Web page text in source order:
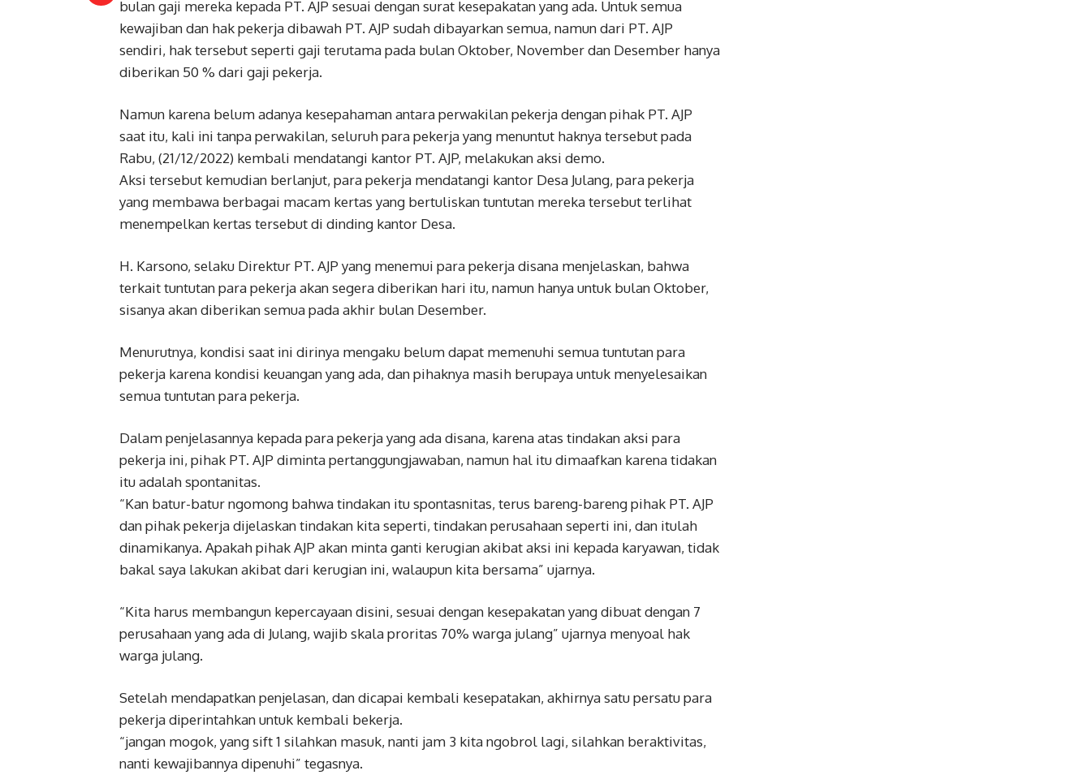
bulan gaji mereka kepada PT. AJP sesuai dengan surat kesepakatan yang ada. Untuk semua
kewajiban dan hak pekerja dibawah PT. AJP sudah dibayarkan semua, namun dari PT. AJP
sendiri, hak tersebut seperti gaji terutama pada bulan Oktober, November dan Desember hanya
diberikan 50 % dari gaji pekerja.
Namun karena belum adanya kesepahaman antara perwakilan pekerja dengan pihak PT. AJP
saat itu, kali ini tanpa perwakilan, seluruh para pekerja yang menuntut haknya tersebut pada
Rabu, (21/12/2022) kembali mendatangi kantor PT. AJP, melakukan aksi demo.
Aksi tersebut kemudian berlanjut, para pekerja mendatangi kantor Desa Julang, para pekerja
yang membawa berbagai macam kertas yang bertuliskan tuntutan mereka tersebut terlihat
menempelkan kertas tersebut di dinding kantor Desa.
H. Karsono, selaku Direktur PT. AJP yang menemui para pekerja disana menjelaskan, bahwa
terkait tuntutan para pekerja akan segera diberikan hari itu, namun hanya untuk bulan Oktober,
sisanya akan diberikan semua pada akhir bulan Desember.
Menurutnya, kondisi saat ini dirinya mengaku belum dapat memenuhi semua tuntutan para
pekerja karena kondisi keuangan yang ada, dan pihaknya masih berupaya untuk menyelesaikan
semua tuntutan para pekerja.
Dalam penjelasannya kepada para pekerja yang ada disana, karena atas tindakan aksi para
pekerja ini, pihak PT. AJP diminta pertanggungjawaban, namun hal itu dimaafkan karena tidakan
itu adalah spontanitas.
“Kan batur-batur ngomong bahwa tindakan itu spontasnitas, terus bareng-bareng pihak PT. AJP
dan pihak pekerja dijelaskan tindakan kita seperti, tindakan perusahaan seperti ini, dan itulah
dinamikanya. Apakah pihak AJP akan minta ganti kerugian akibat aksi ini kepada karyawan, tidak
bakal saya lakukan akibat dari kerugian ini, walaupun kita bersama” ujarnya.
“Kita harus membangun kepercayaan disini, sesuai dengan kesepakatan yang dibuat dengan 7
perusahaan yang ada di Julang, wajib skala proritas 70% warga julang” ujarnya menyoal hak
warga julang.
Setelah mendapatkan penjelasan, dan dicapai kembali kesepatakan, akhirnya satu persatu para
pekerja diperintahkan untuk kembali bekerja.
“jangan mogok, yang sift 1 silahkan masuk, nanti jam 3 kita ngobrol lagi, silahkan beraktivitas,
nanti kewajibannya dipenuhi” tegasnya.